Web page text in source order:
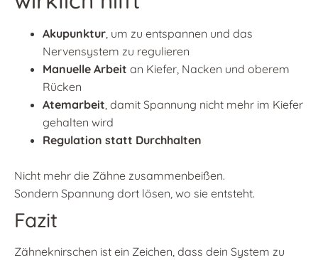
Akupunktur, um zu entspannen und das
Nervensystem zu regulieren
Manuelle Arbeit an Kiefer, Nacken und oberem
Rücken
Atemarbeit, damit Spannung nicht mehr im Kiefer
gehalten wird
Regulation statt Durchhalten
Nicht mehr die Zähne zusammenbeißen.
Sondern Spannung dort lösen, wo sie entsteht.
Fazit
Zähneknirschen ist ein Zeichen, dass dein System zu